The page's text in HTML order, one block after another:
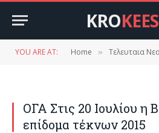
KRO
YOU ARE AT: Home » Τελευταια
ΟΓΑ Στις 20 Ιουλίου η
επίδομα τέκνων 2015